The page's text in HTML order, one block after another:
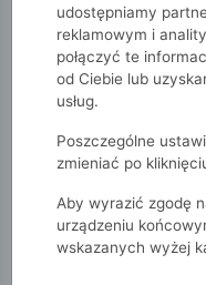
51015kids
Komplet ubrań na
udostępniamy
reklamowym i
połączyć te
od Ciebie lub
usług.
Poszczególne
zmieniać po
Aby wyrazić zgodę
urządzeniu
wskazanych wyżej